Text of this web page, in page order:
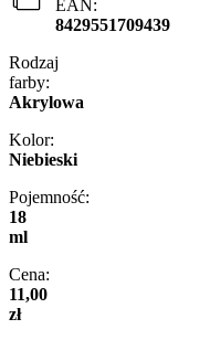
EAN:
8429551709439
Rodzaj
farby:
Akrylowa
Kolor:
Niebieski
Pojemność:
18
ml
Cena:
11,00
zł